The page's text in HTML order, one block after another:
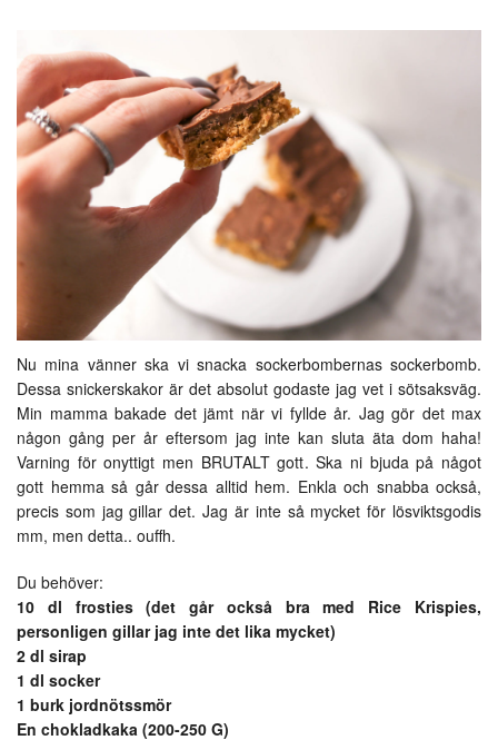
Nu mina vänner ska vi snacka sockerbombernas sockerbomb.
Dessa snickerskakor är det absolut godaste jag vet i sötsaksväg.
Min mamma bakade det jämt när vi fyllde år. Jag gör det max
någon gång per år eftersom jag inte kan sluta äta dom haha!
Varning för onyttigt men BRUTALT gott. Ska ni bjuda på något
gott hemma så går dessa alltid hem. Enkla och snabba också,
precis som jag gillar det. Jag är inte så mycket för lösviktsgodis
mm, men detta.. ouffh.
Du behöver:
10 dl frosties (det går också bra med Rice Krispies,
personligen gillar jag inte det lika mycket)
2 dl sirap
1 dl socker
1 burk jordnötssmör
En chokladkaka (200-250 G)